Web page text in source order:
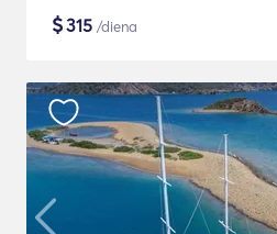
$315 /diena